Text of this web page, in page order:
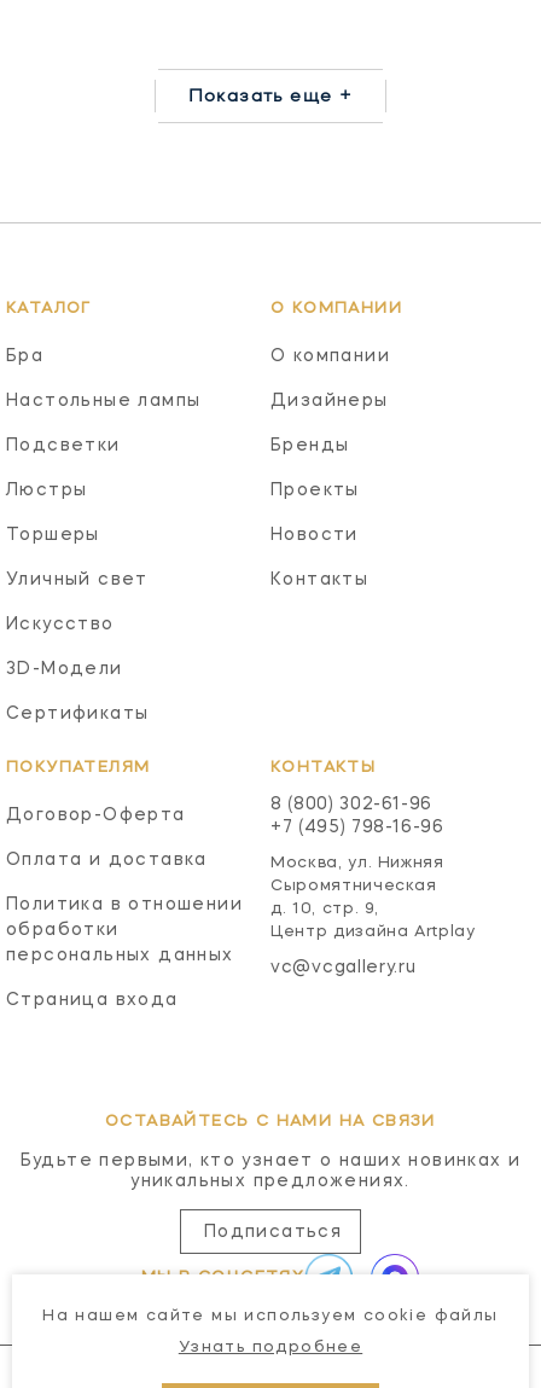
Показать еще +
КАТАЛОГ
Бра
Настольные лампы
Подсветки
Люстры
Торшеры
Уличный свет
Искусство
3D-Модели
Сертификаты
О КОМПАНИИ
О компании
Дизайнеры
Бренды
Проекты
Новости
Контакты
ПОКУПАТЕЛЯМ
Договор-Оферта
Оплата и доставка
Политика в отношении
обработки
персональных данных
Страница входа
КОНТАКТЫ
8 (800) 302-61-96
+7 (495) 798-16-96
Москва, ул. Нижняя
Сыромятническая
д. 10, стр. 9,
Центр дизайна Artplay
vc@vcgallery.ru
ОСТАВАЙТЕСЬ С НАМИ НА СВЯЗИ
Будьте первыми, кто узнает о наших новинках и
уникальных предложениях.
Подписаться
МЫ В СОЦСЕТЯХ
На нашем сайте мы используем cookie файлы
Узнать подробнее